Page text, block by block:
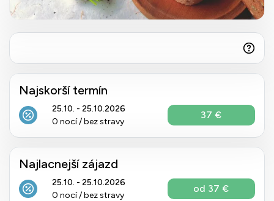
Najskorší termín
25.10. - 25.10.2026
0 nocí / bez stravy
37 €
Najlacnejší zájazd
25.10. - 25.10.2026
0 nocí / bez stravy
od 37 €